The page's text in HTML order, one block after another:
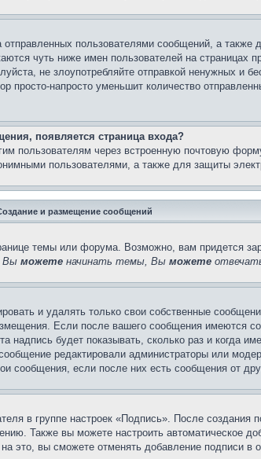
пользователями сообщений, а также
чуть ниже имен пользователей на
не злоупотребляйте отправкой ненужных и
просто-напросто уменьшит количество
появляется страница входа?
пользователям через встроенную почтовую
пользователями, а также для защиты
и размещение сообщений
темы или форума. Возможно, вам придется
Вы можете начинать темы, Вы можете
и удалять только свои собственные
Если после вашего сообщения имеются
будет показывать, сколько раз и когда
редактировали администраторы или
сообщения, если после них есть сообщения от
в группе настроек «Подпись». После
Также вы можете настроить автоматическое
это, вы сможете отменять добавление подписи